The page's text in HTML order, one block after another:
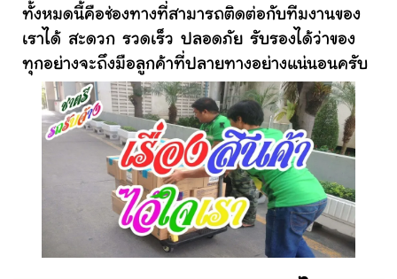
ทั้งหมดนี้คือช่องทางที่สามารถติดต่อกับทีมงานของ
เราได้ สะดวก รวดเร็ว ปลอดภัย รับรองได้ว่าของ
ทุกอย่างจะถึงมือลูกค้าที่ปลายทางอย่างแน่นอนครับ